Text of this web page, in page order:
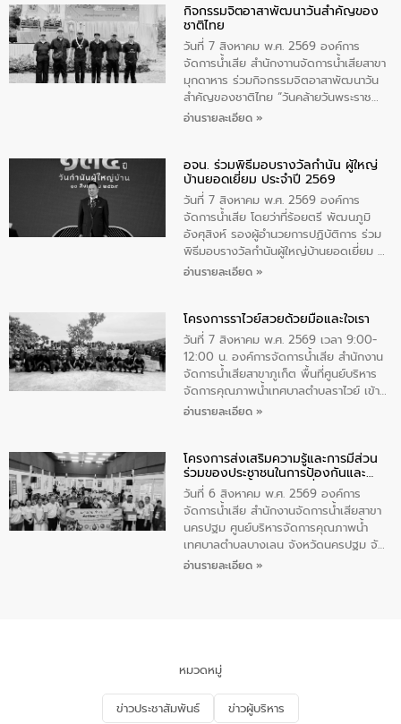
กิจกรรมจิตอาสาพัฒนาวันสําคัญของ
ชาติไทย
วันที่ 7 สิงหาคม พ.ศ. 2569 องค์การ
จัดการน้ำเสีย สำนักงาานจัดการน้ำเสียสาขา
มุกดาหาร ร่วมกิจกรรมจิตอาสาพัฒนาวัน
สําคัญของชาติไทย “วันคล้ายวันพระราช
สมภพ สมเด็จพระนางเจ้าสิริกิติ์พระบรม
ทิพย์คำ รองผู้ว่าราชการจังหวัดมุกดาหาร
เป็นประธานในพิธี ณ เรือนจําชั่วคราวนาโสก
ตําบลนาโสก อําเภอเมืองมุกดาหาร จังหวัด
มุกดาหาร โดยในกิจกรรมได้ร่วมปลูกป่า และ
ทําความสะอาดภายในบริเวณ จัดกิจกรรม
เพื่อถวายเป็นพระราชกุศล สมเด็จพระนาง
เจ้าสิริกิติ์พระบรมราชินีนาถ พระบรมราช
อ่านรายละเอียด »
อจน. ร่วมพิธีมอบรางวัลกำนัน ผู้ใหญ่
บ้านยอดเยี่ยม ประจำปี 2569
วันที่ 7 สิงหาคม พ.ศ. 2569 องค์การ
จัดการน้ำเสีย โดยว่าที่ร้อยตรี พัฒนภูมิ
อังศุสิงห์ รองผู้อำนวยการปฏิบัติการ ร่วม
พิธีมอบรางวัลกำนันผู้ใหญ่บ้านยอดเยี่ยม ณ
ทำเนียบรัฐบาล โดยมีนายอนุทิน ชาญวีรกูล
ทองคำและประกาศเกียรติคุณให้แก่ กำนัน
ผู้ใหญ่บ้านยอดเยี่ยม พร้อมกล่าวชื่นชม ให้
โอวาท และมอบนโยบาย
อ่านรายละเอียด »
โครงการราไวย์สวยด้วยมือและใจเรา
วันที่ 7 สิงหาคม พ.ศ. 2569 เวลา 9:00-
12:00 น. องค์การจัดการน้ำเสีย สำนักงาน
จัดการน้ำเสียสาขาภูเก็ต พื้นที่ศูนย์บริหาร
จัดการคุณภาพน้ำเทศบาลตำบลราไวย์ เข้า
ร่วมโครงการราไวย์สวยด้วยมือและใจเรา
ประชาชน ตัวแทนจากโรงแรมต่างๆ ในเขต
เทศบาลตำบลราไวย์ ศูนย์บริหารจัดการ
คุณภาพน้ำเทศบาลตำบลราไวย์ นำโดยนาย
น้อย แก้วเศษ ผู้จัดการสำนักงานจัดการน้ำ
เสียสาขาภูเก็ต พร้อมด้วยเจ้าหน้าที่ จำนวน
5 คน ร่วมทำกิจกรรม ทำความสะอาด
ชายหาดและแหล่งท่องเที่ยว ณ บริเวณ
อ่านรายละเอียด »
โครงการส่งเสริมความรู้และการมีส่วน
ร่วมของประชาชนในการป้องกันและ
แก้ไขปัญหาน้ำเสียอย่างยั่งยืน
วันที่ 6 สิงหาคม พ.ศ. 2569 องค์การ
จัดการน้ำเสีย สำนักงานจัดการน้ำเสียสาขา
นครปฐม ศูนย์บริหารจัดการคุณภาพน้ำ
เทศบาลตำบลบางเลน จังหวัดนครปฐม จัด
กิจกรรมภายใต้โครงการส่งเสริมความรู้และ
จัดการน้ำเสียและสร้างจิตสำนึกในการ
อนุรักษ์สิ่งแวดล้อม ในหัวข้อ “น้ำเสียชุมชน
และการบำบัดน้ำเสียเบื้องต้น” โดยให้ความรู้
เกี่ยวกับสาเหตุและผลกระทบของน้ำเสีย
อ่านรายละเอียด »
หมวดหมู่
ข่าวประชาสัมพันธ์ ข่าวผู้บริหาร